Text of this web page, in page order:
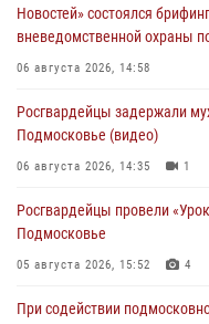
Новостей» состоялся
вневедомственной охраны
06 августа 2026, 14:58
Росгвардейцы задержали
Подмосковье (видео)
06 августа 2026, 14:35 1
Росгвардейцы провели
Подмосковье
05 августа 2026, 15:52 4
При содействии